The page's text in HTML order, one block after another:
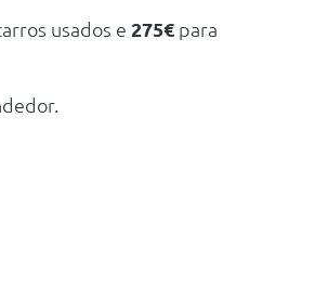
usados e 275€para